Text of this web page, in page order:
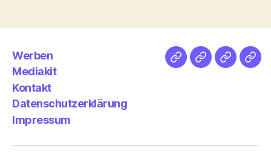
Werben
Mediakit
Kontakt
Datenschutzerklärung
Impressum
NetzMedien